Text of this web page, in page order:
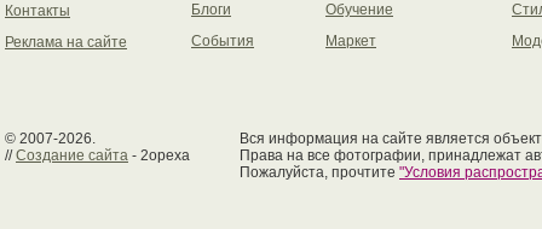
Контакты
Реклама на сайте
Блоги
События
Обучение
Маркет
© 2007-2026.
//Создание сайта - 2opexa
Вся информация на сайте является
Права на все фотографии, принадлежат
Пожалуйста, прочтите "Условия